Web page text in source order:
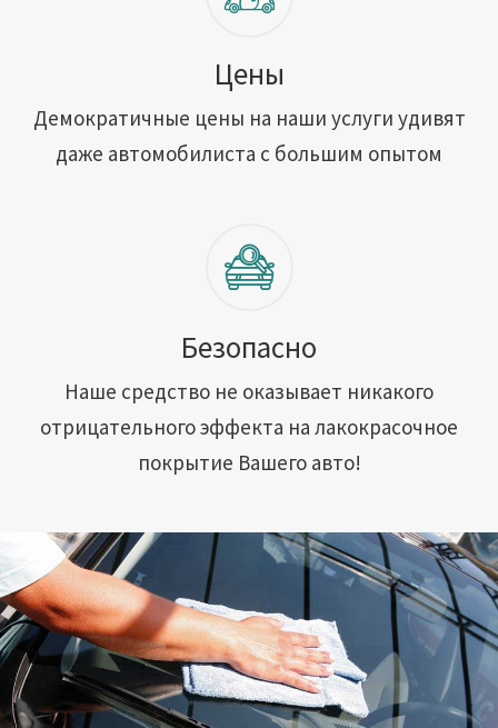
Цены
Демократичные цены на наши услуги удивят
даже автомобилиста с большим опытом
Безопасно
Наше средство не оказывает никакого
отрицательного эффекта на лакокрасочное
покрытие Вашего авто!